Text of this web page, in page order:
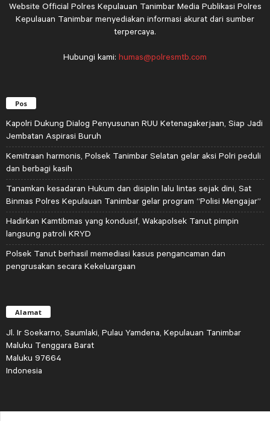
Website Official Polres Kepulauan Tanimbar Media Publikasi Polres
Kepulauan Tanimbar menyediakan informasi akurat dari sumber
terpercaya.
Hubungi kami: humas@polresmtb.com
Pos
Kapolri Dukung Dialog Penyusunan RUU Ketenagakerjaan, Siap Jadi
Jembatan Aspirasi Buruh
Kemitraan harmonis, Polsek Tanimbar Selatan gelar aksi Polri peduli
dan berbagi kasih
Tanamkan kesadaran Hukum dan disiplin lalu lintas sejak dini, Sat
Binmas Polres Kepulauan Tanimbar gelar program “Polisi Mengajar”
Hadirkan Kamtibmas yang kondusif, Wakapolsek Tanut pimpin
langsung patroli KRYD
Polsek Tanut berhasil memediasi kasus pengancaman dan
pengrusakan secara Kekeluargaan
Alamat
Jl. Ir Soekarno, Saumlaki, Pulau Yamdena, Kepulauan Tanimbar
Maluku Tenggara Barat
Maluku 97664
Indonesia